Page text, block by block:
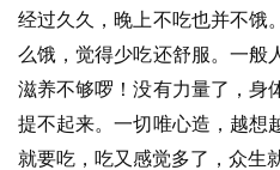
经过久久，晚上不吃也并不饿
么饿，觉得少吃还舒服。一般
滋养不够啰！没有力量了，身
提不起来。一切唯心造，越想
就要吃，吃又感觉多了，众生